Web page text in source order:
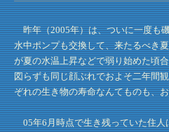
昨年（2005年）は、ついに一度も磯
水中ポンプも交換して、来たるべき
が夏の水温上昇などで弱り始めた頃
図らずも同じ顔ぶれでおよそ二年間
ぞれの生き物の寿命なんてものも、
05年6月時点で生き残っていた住人